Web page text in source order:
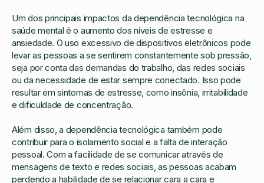
Um dos principais impactos da dependência tecnológica na
saúde mental é o aumento dos níveis de estresse e
ansiedade. O uso excessivo de dispositivos eletrônicos pode
levar as pessoas a se sentirem constantemente sob pressão,
seja por conta das demandas do trabalho, das redes sociais
ou da necessidade de estar sempre conectado. Isso pode
resultar em sintomas de estresse, como insônia, irritabilidade
e dificuldade de concentração.
Além disso, a dependência tecnológica também pode
contribuir para o isolamento social e a falta de interação
pessoal. Com a facilidade de se comunicar através de
mensagens de texto e redes sociais, as pessoas acabam
perdendo a habilidade de se relacionar cara a cara e